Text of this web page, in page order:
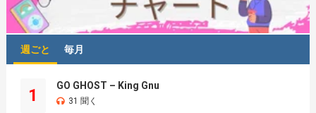
週ごと 毎月
1
GO GHOST – King Gnu
31 聞く